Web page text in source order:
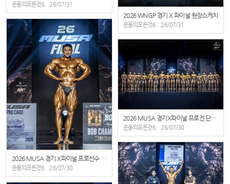
운동의모든것6 26/07/31
2026 WNGP 경기 X 파이널 현장스케치
운동의모든것6 26/07/31
2026 MUSA 경기 X파이널 프로선수 개인 사진
운동의모든것6 26/07/30
2026 MUSA 경기X파이널 프로전 단체 시상
운동의모든것6 26/07/30